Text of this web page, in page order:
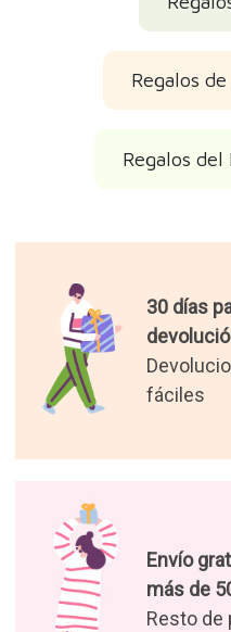
Regalos
Regalos del
30 días
fáciles
Envío
más de
Resto de